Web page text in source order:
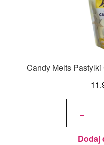
Candy Melts
-
ilość
Pastylki
Czysta
Biel
125 g -
Wilton
Dodaj